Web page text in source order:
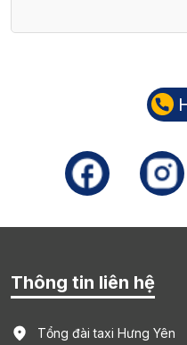
Thông tin liên hệ
Tổng đài taxi Hưng Yên